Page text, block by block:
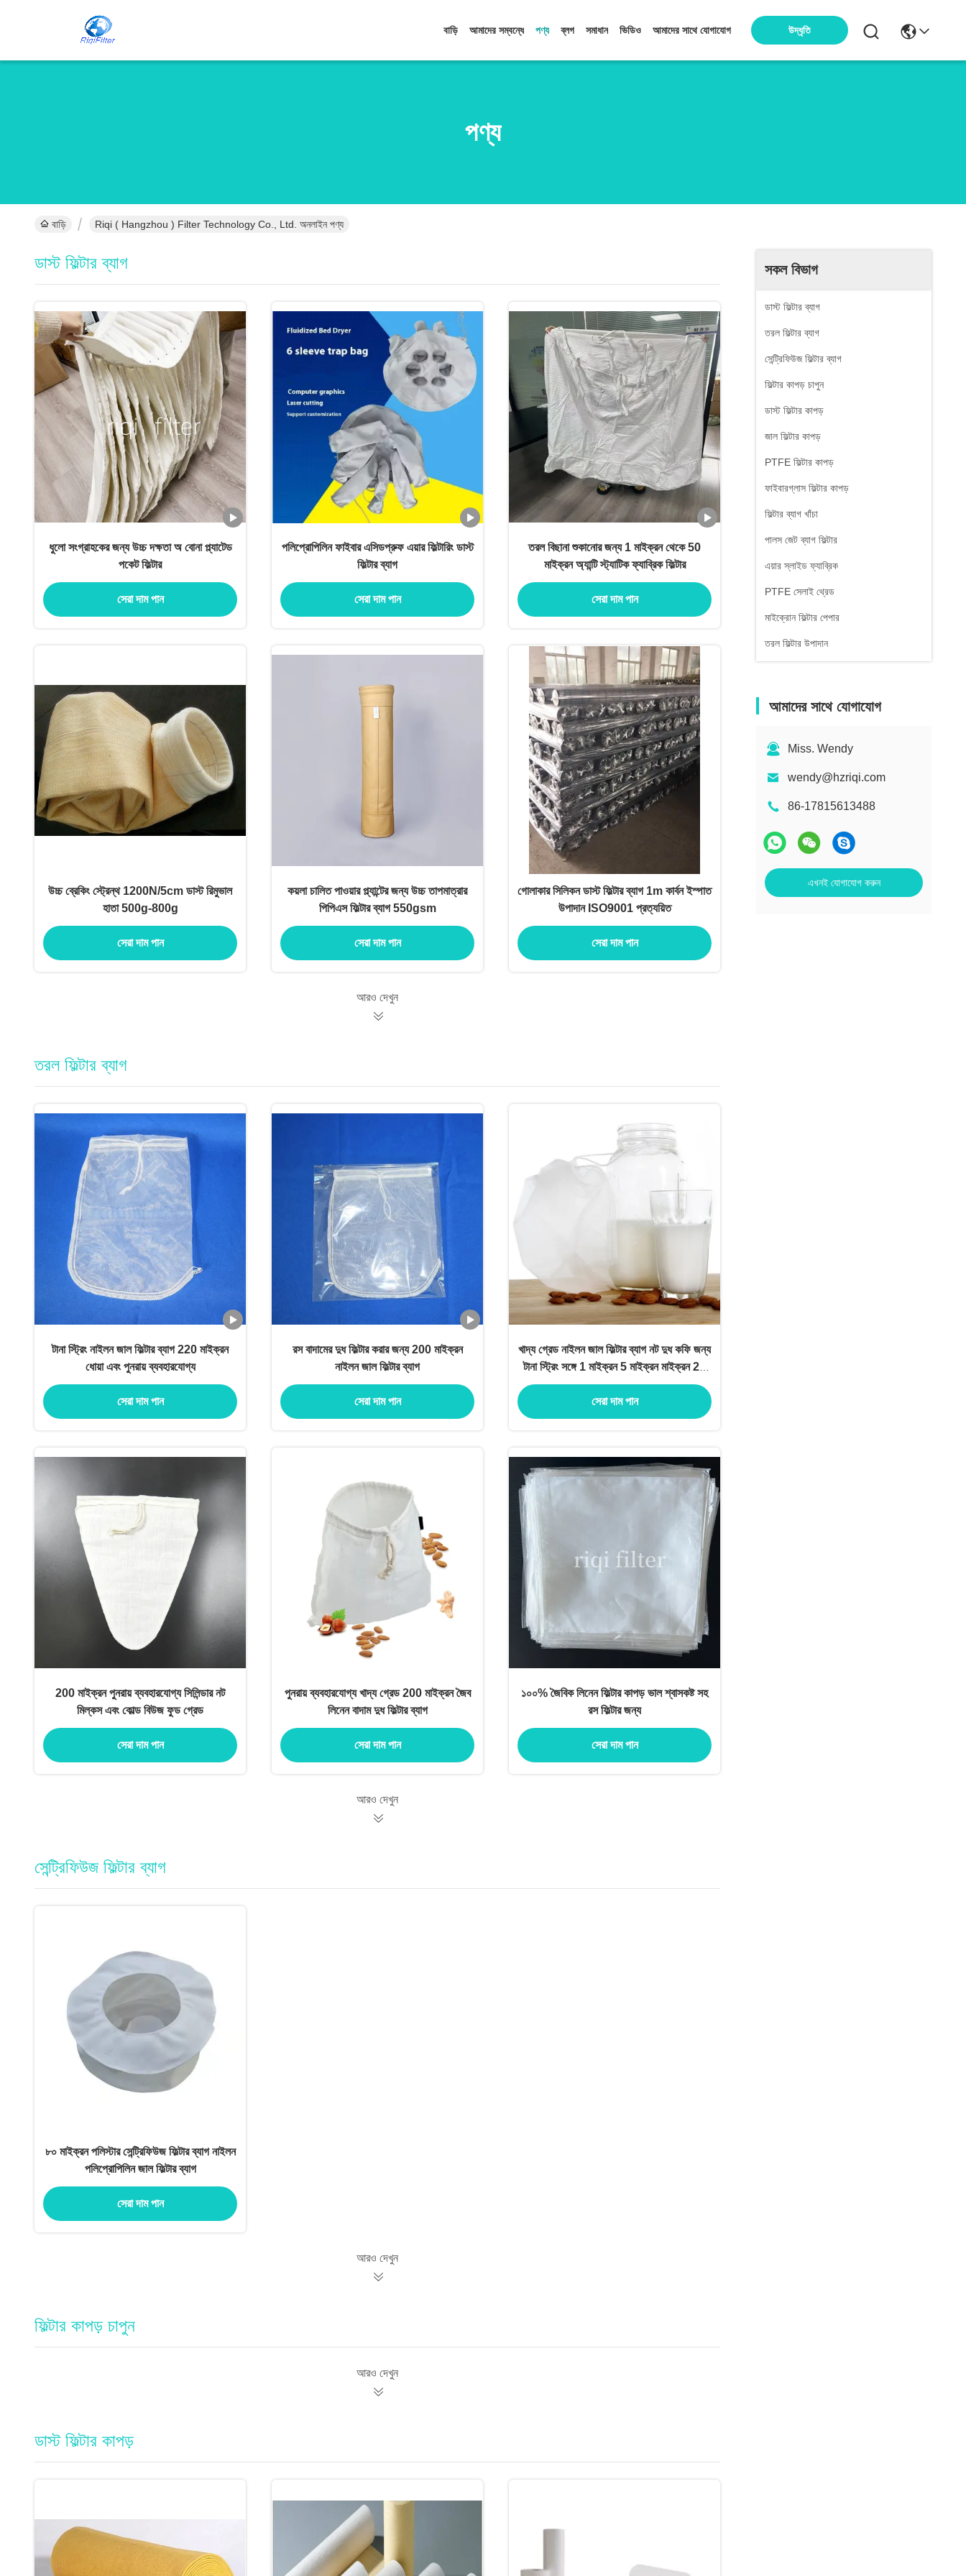
বাড়ি আমাদের সম্বন্ধে পণ্য ব্লগ সমাধান ভিডিও আমাদের সাথে যোগাযোগ উদ্ধৃতি
পণ্য
বাড়ি Riqi ( Hangzhou ) Filter Technology Co., Ltd. অনলাইন পণ্য
সকল বিভাগ
ডাস্ট ফিল্টার ব্যাগ
তরল ফিল্টার ব্যাগ
সেন্ট্রিফিউজ ফিল্টার ব্যাগ
ফিল্টার কাপড় চাপুন
ডাস্ট ফিল্টার কাপড়
জাল ফিল্টার কাপড়
PTFE ফিল্টার কাপড়
ফাইবারগ্লাস ফিল্টার কাপড়
ফিল্টার ব্যাগ খাঁচা
পালস জেট ব্যাগ ফিল্টার
এয়ার স্লাইড ফ্যাব্রিক
PTFE সেলাই থ্রেড
মাইক্রোন ফিল্টার পেপার
তরল ফিল্টার উপাদান
আমাদের সাথে যোগাযোগ
Miss. Wendy
wendy@hzriqi.com
86-17815613488
এখনই যোগাযোগ করুন
ডাস্ট ফিল্টার ব্যাগ
ধুলো সংগ্রাহকের জন্য উচ্চ দক্ষতা অ বোনা প্ল্যাটেড
পকেট ফিল্টার
সেরা দাম পান
পলিপ্রোপিলিন ফাইবার এসিডপ্রুফ এয়ার ফিল্টারিং ডাস্ট
ফিল্টার ব্যাগ
সেরা দাম পান
তরল বিছানা শুকানোর জন্য 1 মাইক্রন থেকে 50
মাইক্রন অ্যান্টি স্ট্যাটিক ফ্যাব্রিক ফিল্টার
সেরা দাম পান
উচ্চ ব্রেকিং স্ট্রেন্থ 1200N/5cm ডাস্ট রিমুভাল
হাতা 500g-800g
সেরা দাম পান
কয়লা চালিত পাওয়ার প্ল্যান্টের জন্য উচ্চ তাপমাত্রার
পিপিএস ফিল্টার ব্যাগ 550gsm
সেরা দাম পান
গোলাকার সিলিকন ডাস্ট ফিল্টার ব্যাগ 1m কার্বন ইস্পাত
উপাদান ISO9001 প্রত্যয়িত
সেরা দাম পান
আরও দেখুন
তরল ফিল্টার ব্যাগ
টানা স্ট্রিং নাইলন জাল ফিল্টার ব্যাগ 220 মাইক্রন
ধোয়া এবং পুনরায় ব্যবহারযোগ্য
সেরা দাম পান
রস বাদামের দুধ ফিল্টার করার জন্য 200 মাইক্রন
নাইলন জাল ফিল্টার ব্যাগ
সেরা দাম পান
খাদ্য গ্রেড নাইলন জাল ফিল্টার ব্যাগ নট দুধ কফি জন্য
টানা স্ট্রিং সঙ্গে 1 মাইক্রন 5 মাইক্রন মাইক্রন 25
মাইক্রন 50 মাইক্রন
সেরা দাম পান
200 মাইক্রন পুনরায় ব্যবহারযোগ্য সিলিন্ডার নট
মিল্কস এবং কোল্ড বিউজ ফুড গ্রেড
সেরা দাম পান
পুনরায় ব্যবহারযোগ্য খাদ্য গ্রেড 200 মাইক্রন জৈব
লিনেন বাদাম দুধ ফিল্টার ব্যাগ
সেরা দাম পান
১০০% জৈবিক লিনেন ফিল্টার কাপড় ভাল শ্বাসকষ্ট সহ
রস ফিল্টার জন্য
সেরা দাম পান
আরও দেখুন
সেন্ট্রিফিউজ ফিল্টার ব্যাগ
৮০ মাইক্রন পলিস্টার সেন্ট্রিফিউজ ফিল্টার ব্যাগ নাইলন
পলিপ্রোপিলিন জাল ফিল্টার ব্যাগ
সেরা দাম পান
আরও দেখুন
ফিল্টার কাপড় চাপুন
আরও দেখুন
ডাস্ট ফিল্টার কাপড়